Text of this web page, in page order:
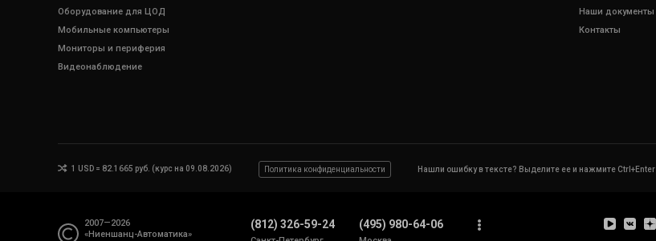
Оборудование для ЦОД
Мобильные компьютеры
Мониторы и периферия
Видеонаблюдение
Наши документы
Контакты
1 USD = 82.1665 руб. (курс на 09.08.2026) Политика конфиденциальности Нашли ошибку в тексте? Выделите ее и нажмите Ctrl+Enter
2007—2026
«Ниеншанц-Автоматика»
(812) 326-59-24 (495) 980-64-06